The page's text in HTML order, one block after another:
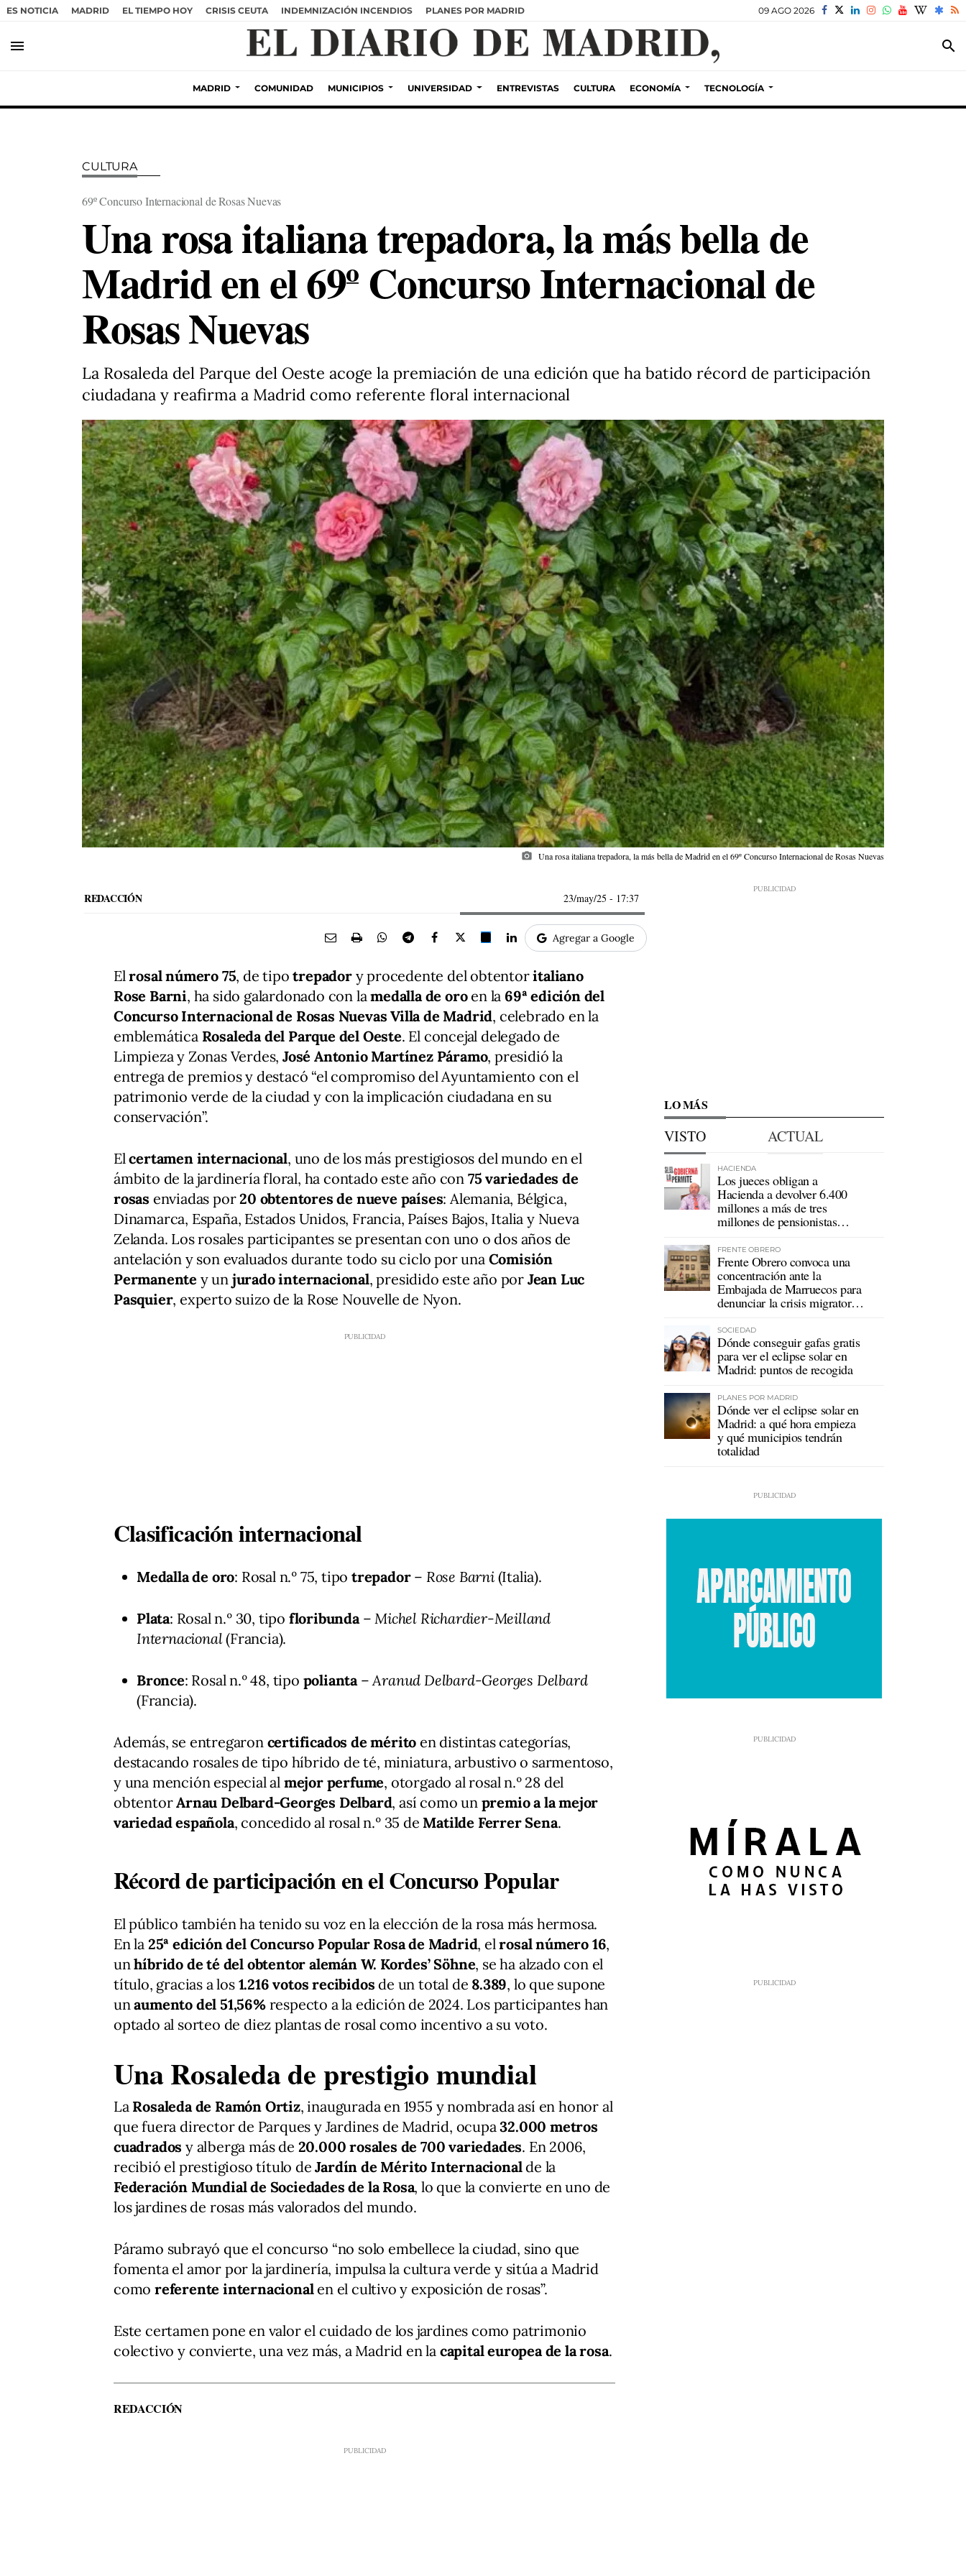
ES NOTICIA MADRID EL TIEMPO HOY CRISIS CEUTA INDEMNIZACIÓN INCENDIOS PLANES POR MADRID 09 AGO 2026
menu search
MADRID COMUNIDAD MUNICIPIOS UNIVERSIDAD ENTREVISTAS CULTURA ECONOMÍA TECNOLOGÍA
CULTURA
69º Concurso Internacional de Rosas Nuevas
Una rosa italiana trepadora, la más bella de
Madrid en el 69º Concurso Internacional de
Rosas Nuevas
La Rosaleda del Parque del Oeste acoge la premiación de una edición que ha batido récord de participación
ciudadana y reafirma a Madrid como referente floral internacional
photo_camera Una rosa italiana trepadora, la más bella de Madrid en el 69º Concurso Internacional de Rosas Nuevas
REDACCIÓN 23/may/25 - 17:37
Agregar a Google
Elrosal número 75, de tipotrepadory procedente del obtentoritaliano
Rose Barni, ha sido galardonado con lamedalla de oroen la 69ª edición del
Concurso Internacional de Rosas Nuevas Villa de Madrid, celebrado en la
emblemática Rosaleda del Parque del Oeste. El concejal delegado de
Limpieza y Zonas Verdes,José Antonio Martínez Páramo, presidió la
entrega de premios y destacó “el compromiso del Ayuntamiento con el
patrimonio verde de la ciudad y con la implicación ciudadana en su
conservación”.
Elcertamen internacional, uno de los más prestigiosos del mundo en el
ámbito de la jardinería floral, ha contado este año con 75 variedades de
rosas enviadas por20 obtentores de nueve países: Alemania, Bélgica,
Dinamarca, España, Estados Unidos, Francia, Países Bajos, Italia y Nueva
Zelanda. Los rosales participantes se presentan con uno o dos años de
antelación y son evaluados durante todo su ciclo por una Comisión
Permanente y un jurado internacional, presidido este año por Jean Luc
Pasquier, experto suizo de la Rose Nouvelle de Nyon.
Clasificación internacional
Medalla de oro: Rosal n.º 75, tipotrepador– Rose Barni(Italia).
Plata: Rosal n.º 30, tipo floribunda–Michel Richardier-Meilland
Internacional(Francia).
Bronce: Rosal n.º 48, tipo polianta–Aranud Delbard-Georges Delbard
(Francia).
Además, se entregaron certificados de mérito en distintas categorías,
destacando rosales de tipo híbrido de té, miniatura, arbustivo o sarmentoso,
y una mención especial al mejor perfume, otorgado al rosal n.º 28 del
obtentorArnau Delbard-Georges Delbard, así como un premio a la mejor
variedad española, concedido al rosal n.º 35 de Matilde Ferrer Sena.
Récord de participación en el Concurso Popular
El público también ha tenido su voz en la elección de la rosa más hermosa.
En la 25ª edición del Concurso Popular Rosa de Madrid, elrosal número 16,
unhíbrido de té del obtentor alemán W. Kordes’ Söhne, se ha alzado con el
título, gracias a los 1.216 votos recibidos de un total de 8.389, lo que supone
unaumento del 51,56%respecto a la edición de 2024. Los participantes han
optado al sorteo de diez plantas de rosal como incentivo a su voto.
Una Rosaleda de prestigio mundial
La Rosaleda de Ramón Ortiz, inaugurada en 1955 y nombrada así en honor al
que fuera director de Parques y Jardines de Madrid, ocupa32.000 metros
cuadrados y alberga más de 20.000 rosales de 700 variedades. En 2006,
recibió el prestigioso título deJardín de Mérito Internacionalde la
Federación Mundial de Sociedades de la Rosa, lo que la convierte en uno de
los jardines de rosas más valorados del mundo.
Páramo subrayó que el concurso “no solo embellece la ciudad, sino que
fomenta el amor por la jardinería, impulsa la cultura verde y sitúa a Madrid
como referente internacionalen el cultivo y exposición de rosas”.
Este certamen pone en valor el cuidado de los jardines como patrimonio
colectivo y convierte, una vez más, a Madrid en la capital europea de la rosa.
REDACCIÓN
LO MÁS
VISTO ACTUAL
HACIENDA
Los jueces obligan a
Hacienda a devolver 6.400
millones a más de tres
millones de pensionistas
FRENTE OBRERO
Frente Obrero convoca una
concentración ante la
Embajada de Marruecos para
denunciar la crisis migratoria
SOCIEDAD
Dónde conseguir gafas gratis
para ver el eclipse solar en
Madrid: puntos de recogida
PLANES POR MADRID
Dónde ver el eclipse solar en
Madrid: a qué hora empieza
y qué municipios tendrán
totalidad